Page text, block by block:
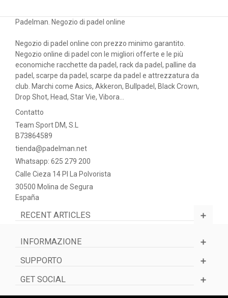
Padelman. Negozio di padel online
Negozio di padel online con prezzo minimo garantito.
Negozio online di padel con le migliori offerte e le più
economiche racchette da padel, rack da padel, palline da
padel, scarpe da padel, scarpe da padel e attrezzatura da
club. Marchi come Asics, Akkeron, Bullpadel, Black Crown,
Drop Shot, Head, Star Vie, Vibora...
Contatto
Team Sport DM, S.L
B73864589
tienda@padelman.net
Whatsapp: 625 279 200
Calle Cieza 14 PI La Polvorista
30500 Molina de Segura
España
RECENT ARTICLES
INFORMAZIONE
SUPPORTO
GET SOCIAL